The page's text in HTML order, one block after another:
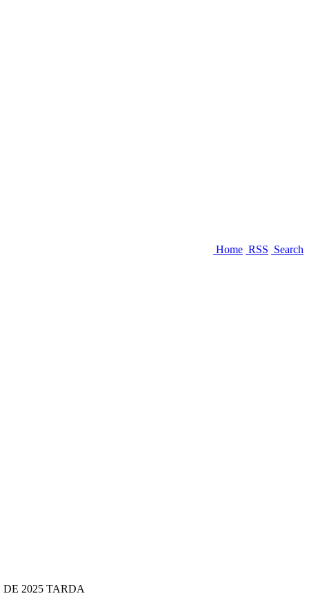
Home RSS Search
DE 2025 TARDA